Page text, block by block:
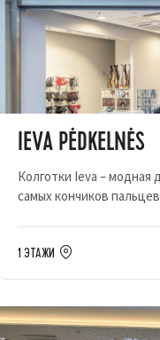
IEVA PĖDKELNĖS
Колготки Ieva – модная
самых кончиков
1 ЭТАЖИ